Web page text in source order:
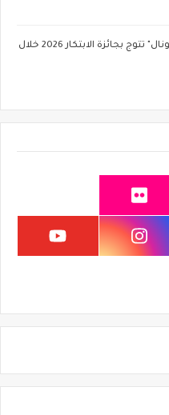
فيليب موريس إنترناشيونال" تتوج بجائزة الابتكار 2026 خلال